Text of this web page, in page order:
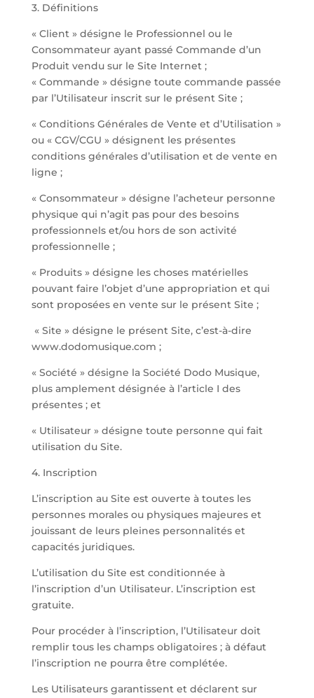
3. Définitions
« Client » désigne le Professionnel ou le
Consommateur ayant passé Commande d’un
Produit vendu sur le Site Internet ;
« Commande » désigne toute commande passée
par l’Utilisateur inscrit sur le présent Site ;
« Conditions Générales de Vente et d’Utilisation »
ou « CGV/CGU » désignent les présentes
conditions générales d’utilisation et de vente en
ligne ;
« Consommateur » désigne l’acheteur personne
physique qui n’agit pas pour des besoins
professionnels et/ou hors de son activité
professionnelle ;
« Produits » désigne les choses matérielles
pouvant faire l’objet d’une appropriation et qui
sont proposées en vente sur le présent Site ;
« Site » désigne le présent Site, c’est-à-dire
www.dodomusique.com ;
« Société » désigne la Société Dodo Musique,
plus amplement désignée à l’article I des
présentes ; et
« Utilisateur » désigne toute personne qui fait
utilisation du Site.
4. Inscription
L’inscription au Site est ouverte à toutes les
personnes morales ou physiques majeures et
jouissant de leurs pleines personnalités et
capacités juridiques.
L’utilisation du Site est conditionnée à
l’inscription d’un Utilisateur. L’inscription est
gratuite.
Pour procéder à l’inscription, l’Utilisateur doit
remplir tous les champs obligatoires ; à défaut
l’inscription ne pourra être complétée.
Les Utilisateurs garantissent et déclarent sur